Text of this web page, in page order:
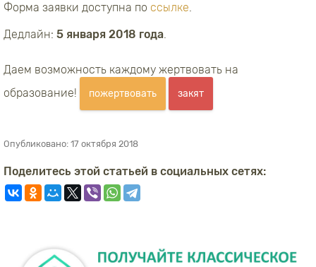
Форма заявки доступна по ссылке.
Дедлайн: 5 января 2018 года.
Даем возможность каждому жертвовать на
образование!
пожертвовать закят
Опубликовано: 17 октября 2018
Поделитесь этой статьей в социальных сетях: